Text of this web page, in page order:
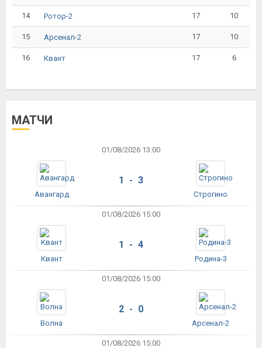
14 Ротор-2 17 10
15 Арсенал-2 17 10
16 Квант 17 6
МАТЧИ
01/08/2026 13:00
Авангард
1 - 3
Строгино
01/08/2026 15:00
Квант
1 - 4
Родина-3
01/08/2026 15:00
Волна
2 - 0
Арсенал-2
01/08/2026 15:00